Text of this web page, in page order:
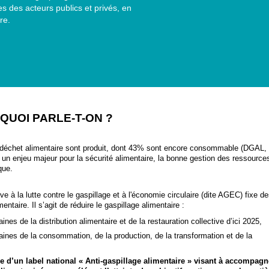
des acteurs publics et privés, en
PARLE-T-ON ?
alimentaire sont produit, dont 43% sont encore consommable (DGAL,
enjeu majeur pour la sécurité alimentaire, la bonne gestion des
à la lutte contre le gaspillage et à l'économie circulaire (dite AGEC) fixe
Il s’agit de réduire le gaspillage alimentaire :
de la distribution alimentaire et de la restauration collective d’ici 2025,
de la consommation, de la production, de la transformation et de la
d’un label national « Anti-gaspillage alimentaire » visant à